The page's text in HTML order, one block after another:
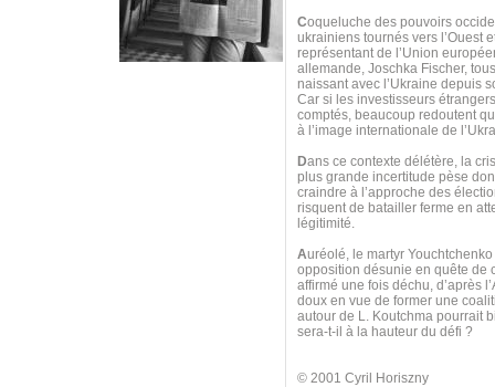
Coqueluche des pouvoirs
ukrainiens tournés vers l’Ouest
représentant de l’Union
allemande, Joschka Fischer,
naissant avec l’Ukraine depuis
Car si les investisseurs
comptés, beaucoup redoutent
à l’image internationale de
Dans ce contexte délétère, la
plus grande incertitude pèse
craindre à l’approche des
risquent de batailler ferme en
légitimité.
Auréolé, le martyr
opposition désunie en quête de
affirmé une fois déchu, d’après
doux en vue de former une
autour de L. Koutchma pourrait
sera-t-il à la hauteur du défi ?
© 2001 Cyril Horiszny